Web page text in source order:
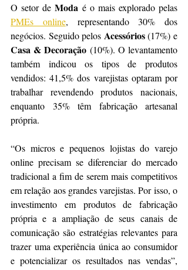
O setor de Moda
PMEs online, representando 30% dos
negócios. Seguido pelos Acessórios
Casa & Decoração (10%). O levantamento
também indicou os tipos de produtos
vendidos: 41,5% dos varejistas optaram por
trabalhar revendendo produtos nacionais,
enquanto 35% têm fabricação artesanal
própria.
“Os micros e pequenos lojistas do varejo
online precisam se diferenciar do mercado
tradicional a fim de serem mais competitivos
em relação aos grandes varejistas. Por isso, o
investimento em produtos de fabricação
própria e a ampliação de seus canais de
comunicação são estratégias relevantes para
trazer uma experiência única ao consumidor
e potencializar os resultados nas vendas”,